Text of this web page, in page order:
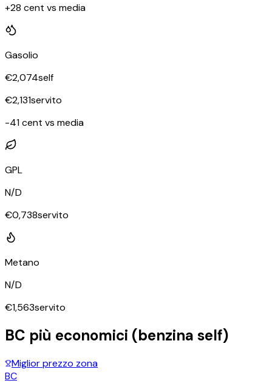
+28 cent vs media
Gasolio
€2,074self
€2,131servito
-41 cent vs media
GPL
N/D
€0,738servito
Metano
N/D
€1,563servito
BC più economici (benzina self)
Miglior prezzo zona
BC